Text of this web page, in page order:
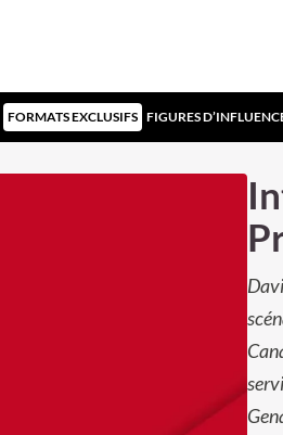
FORMATS EXCLUSIFS FIGURES